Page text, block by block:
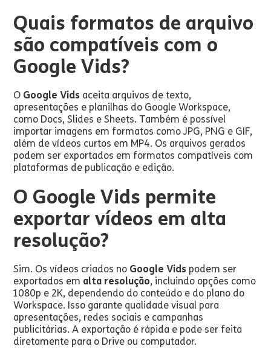
Quais formatos de arquivo
são compatíveis com o
Google Vids?
O Google Vids aceita arquivos de texto,
apresentações e planilhas do Google Workspace,
como Docs, Slides e Sheets. Também é possível
importar imagens em formatos como JPG, PNG e GIF,
além de vídeos curtos em MP4. Os arquivos gerados
podem ser exportados em formatos compatíveis com
plataformas de publicação e edição.
O Google Vids permite
exportar vídeos em alta
resolução?
Sim. Os vídeos criados no Google Vids podem ser
exportados em alta resolução, incluindo opções como
1080p e 2K, dependendo do conteúdo e do plano do
Workspace. Isso garante qualidade visual para
apresentações, redes sociais e campanhas
publicitárias. A exportação é rápida e pode ser feita
diretamente para o Drive ou computador.